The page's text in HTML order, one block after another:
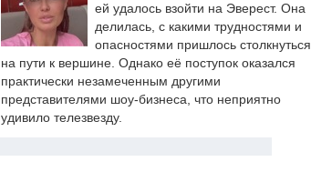
ей удалось взойти на Эверест. Она
делилась, с какими трудностями и
опасностями пришлось столкнуться
на пути к вершине. Однако её поступок оказался
практически незамеченным другими
представителями шоу-бизнеса, что неприятно
удивило телезвезду.